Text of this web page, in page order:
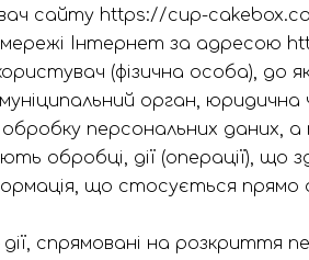
сайту https://cup-
Інтернет за адресою
(фізична особа), до
орган, юридична
персональних даних,
обробці, дії (операції), що
що стосується
спрямовані на розкриття